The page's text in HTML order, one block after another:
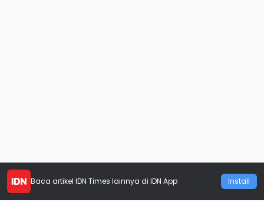
Baca artikel IDN Times lainnya di IDN App Install